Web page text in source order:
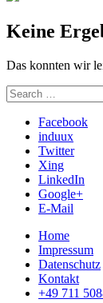
Keine
Das konnten wir
Suchen
nach:
Facebook
induux
Twitter
Xing
LinkedIn
Google+
E-Mail
Home
Impressum
Datenschutz
Kontakt
+49 711